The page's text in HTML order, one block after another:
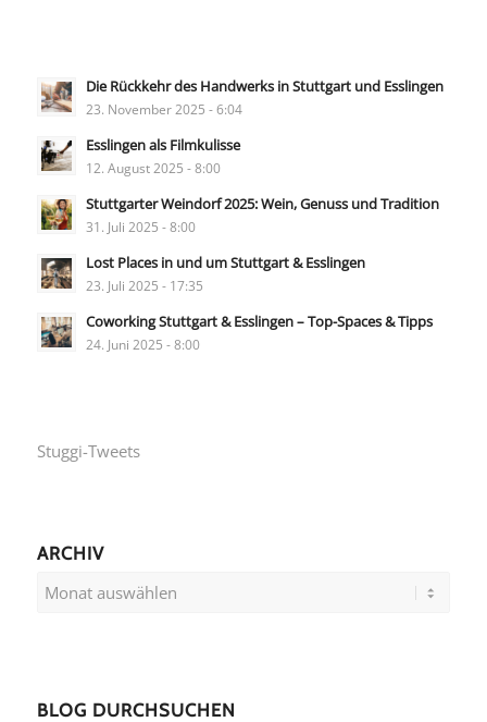
Die Rückkehr des Handwerks in Stuttgart und Esslingen
23. November 2025 - 6:04
Esslingen als Filmkulisse
12. August 2025 - 8:00
Stuttgarter Weindorf 2025: Wein, Genuss und Tradition
31. Juli 2025 - 8:00
Lost Places in und um Stuttgart & Esslingen
23. Juli 2025 - 17:35
Coworking Stuttgart & Esslingen – Top-Spaces & Tipps
24. Juni 2025 - 8:00
Stuggi-Tweets
ARCHIV
BLOG DURCHSUCHEN